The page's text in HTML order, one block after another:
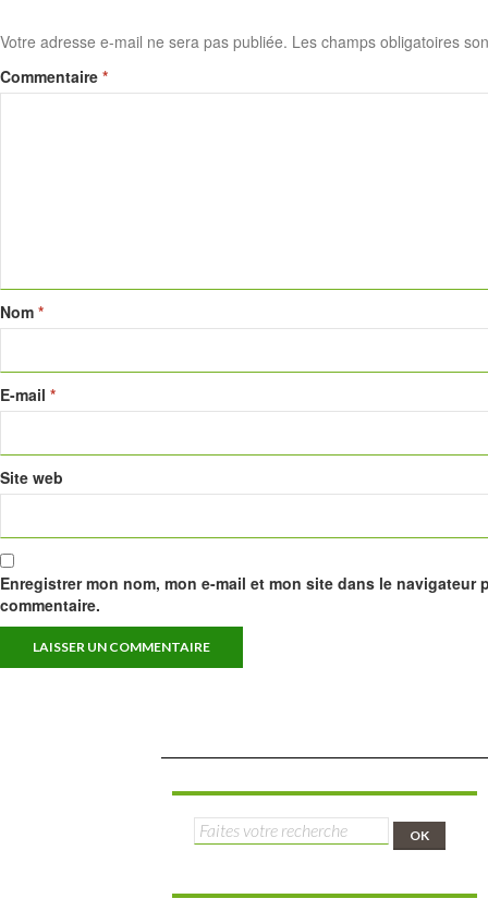
Votre adresse e-mail ne sera pas publiée. Les champs obligatoires
Commentaire *
Nom *
E-mail *
Site web
Enregistrer mon nom, mon e-mail et mon site dans le navigateur
commentaire.
Rechercher :